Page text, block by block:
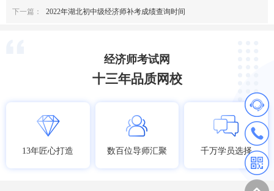
下一篇： 2022年湖北初中级经济师补考成绩查询时间
经济师考试网
十三年品质网校
13年匠心打造 数百位导师汇聚 千万学员选择